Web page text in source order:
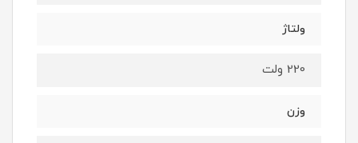
ولتاژ
220 ولت
وزن